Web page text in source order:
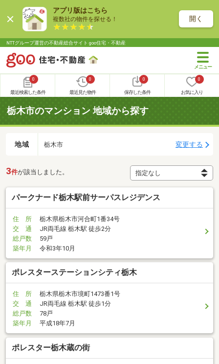
アプリ版はこちら
複数社の物件を探せる！ 開く
NTTグループ運営の不動産総合サイト goo住宅・不動産
0
最近検索した条件
0
最近見た物件
0
保存した条件
0
お気に入り
栃木市のマンション 地域から探す
地域 栃木市 変更する
3件が該当しました。
パークナード栃木駅前サーパスレジデンス
住 所
栃木県栃木市河合町1番34号
交 通
JR両毛線 栃木駅 徒歩2分
総戸数
59戸
築年月
令和3年10月
ポレスターステーションシティ栃木
住 所
栃木県栃木市境町1473番1号
交 通
JR両毛線 栃木駅 徒歩1分
総戸数
78戸
築年月
平成18年7月
ポレスター栃木蔵の街